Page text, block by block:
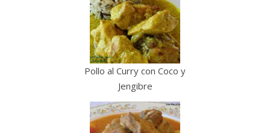
Pollo al Curry con Coco y
Jengibre